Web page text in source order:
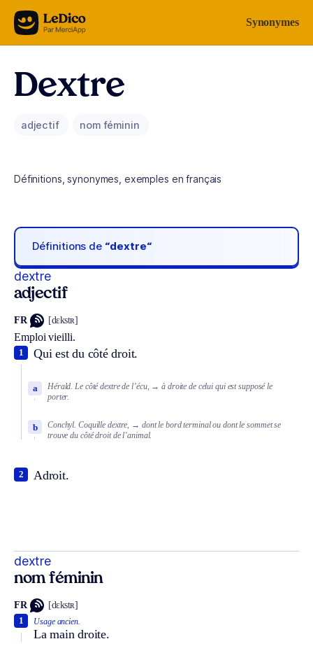
Aller au contenu Synonymes
Dextre
adjectif nom féminin
Définitions, synonymes, exemples en français
Définitions de “dextre“
dextre
adjectif
FR [dɛkstʀ]
Emploi vieilli.
Qui est du côté droit.
1
a Hérald. Le côté dextre de l’écu, → à droite de celui qui est supposé le
porter.
b Conchyl. Coquille dextre, → dont le bord terminal ou dont le sommet se
trouve du côté droit de l’animal.
Adroit.
2
dextre
nom féminin
FR [dɛkstʀ]
Usage ancien.
La main droite.
1